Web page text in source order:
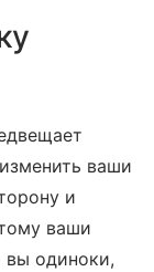
ваши
и
ваши
вы одиноки,